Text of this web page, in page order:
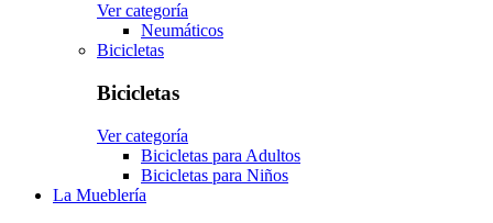
Ver categoría
Neumáticos
Bicicletas
Bicicletas
Ver categoría
Bicicletas para Adultos
Bicicletas para Niños
La Mueblería